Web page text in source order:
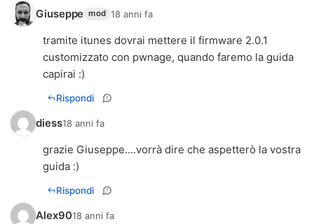
Giuseppe mod 18 anni fa
tramite itunes dovrai mettere il firmware 2.0.1
customizzato con pwnage, quando faremo la guida
capirai :)
Rispondi
diess18 anni fa
grazie Giuseppe....vorrà dire che aspetterò la vostra
guida :)
Rispondi
Alex9018 anni fa